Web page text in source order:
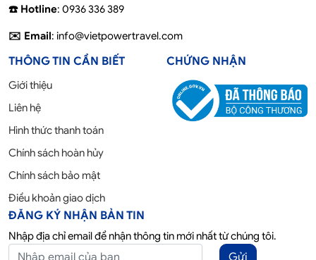
☎️ Hotline: 0936 336 389
✉️ Email: info@vietpowertravel.com
THÔNG TIN CẦN BIẾT
Giới thiệu
Liên hệ
Hình thức thanh toán
Chính sách hoàn hủy
Chính sách bảo mật
Điều khoản giao dịch
CHỨNG NHẬN
ĐĂNG KÝ NHẬN BẢN TIN
Nhập địa chỉ email để nhận thông tin mới nhất từ chúng tôi.